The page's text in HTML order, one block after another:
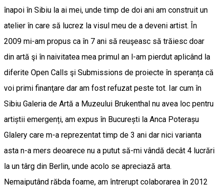
înapoi în Sibiu la ai mei, unde timp de doi ani am construit un
atelier în care să lucrez la visul meu de a deveni artist. În
2009 mi-am propus ca în 7 ani să reuşeasc să trăiesc doar
din artă şi în naivitatea mea primul an l-am pierdut aplicând la
diferite Open Calls şi Submissions de proiecte în speranța că
voi primi finanţare dar am fost refuzat peste tot. Iar cum în
Sibiu Galeria de Artă a Muzeului Brukenthal nu avea loc pentru
artiștii emergenți, am expus în București la Anca Poterașu
Glalery care m-a reprezentat timp de 3 ani dar nici varianta
asta n-a mers deoarece nu a putut să-mi vândă decât 4 lucrări
la un târg din Berlin, unde acolo se apreciază arta.
Nemaiputând răbda foame, am întrerupt colaborarea în 2012